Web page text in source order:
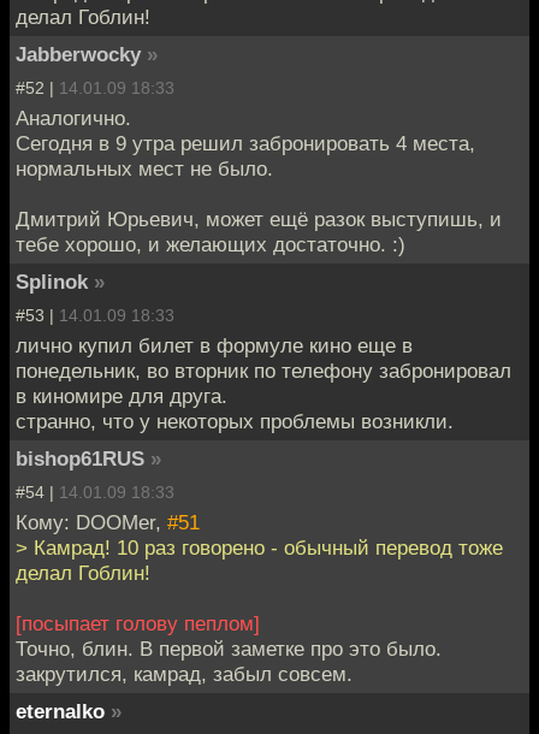
делал Гоблин!
Jabberwocky »
#52 | 14.01.09 18:33
Аналогично.
Сегодня в 9 утра решил забронировать 4 места,
нормальных мест не было.
Дмитрий Юрьевич, может ещё разок выступишь, и
тебе хорошо, и желающих достаточно. :)
Splinok »
#53 | 14.01.09 18:33
лично купил билет в формуле кино еще в
понедельник, во вторник по телефону забронировал
в киномире для друга.
странно, что у некоторых проблемы возникли.
bishop61RUS »
#54 | 14.01.09 18:33
Кому: DOOMer, #51
> Камрад! 10 раз говорено - обычный перевод тоже
делал Гоблин!
[посыпает голову пеплом]
Точно, блин. В первой заметке про это было.
закрутился, камрад, забыл совсем.
eternalko »